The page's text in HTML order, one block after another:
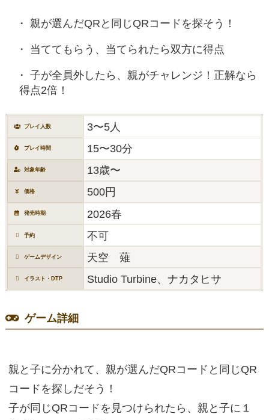
親が選んだQRと同じQRコードを探そう！
当ててもらう、当てられたら双方に得点
子が全員外したら、親がチャレンジ！正解なら
得点2倍！
プレイ人数 3〜5人
プレイ時間 15〜30分
対象年齢 13歳〜
価格 500円
発売時期 2026春
予約 不可
ゲームデザイン 天空 薙
イラスト・DTP Studio Turbine、ナカタヒサ
ゲーム詳細
親と子に分かれて、親が選んだQRコードと同じQR
コードを探しだそう！
子が同じQRコードを見つけられたら、親と子に１